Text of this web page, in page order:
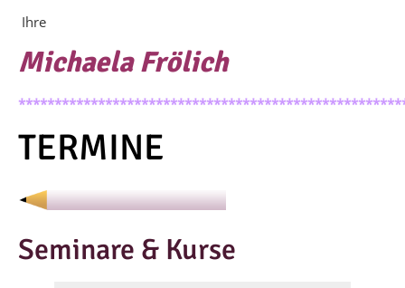
Ihre
Michaela Frölich
TERMINE
Seminare & Kurse